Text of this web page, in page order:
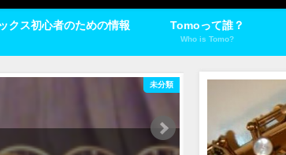
クス初心者のための情報 Tomoって誰？
Who is Tomo?
未分類
もう迷わない！良く